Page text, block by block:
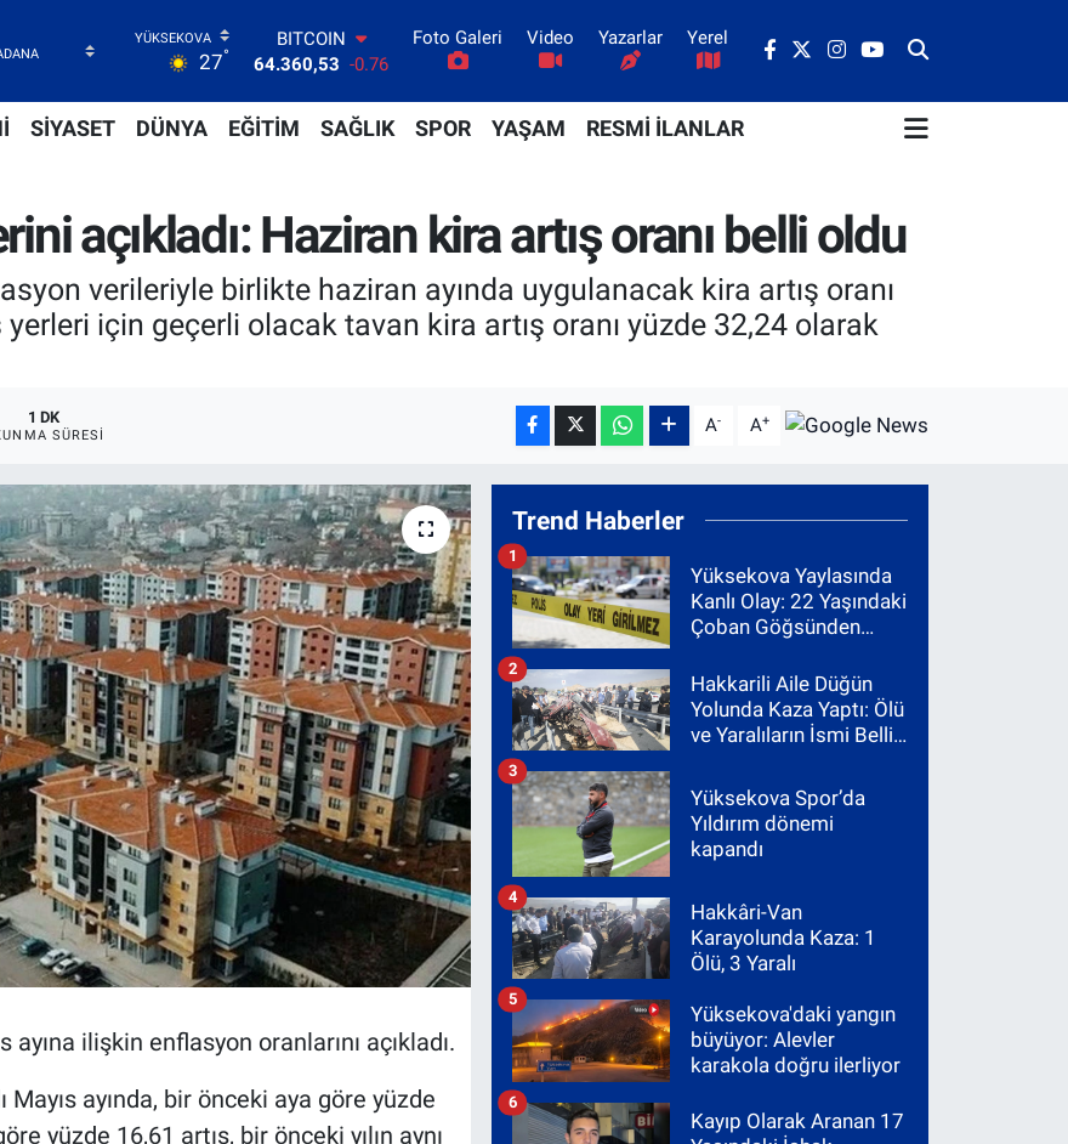
27°
DOLAR
47,7069
0.17
55,0265 0.01
6618.49 2.12
BİST100
13.887
Foto Galeri Video Yazarlar Yerel
SİYASET DÜNYA EĞİTİM SAĞLIK SPOR YAŞAM RESMİ İLANLAR
açıkladı: Haziran kira artış oranı belli oldu
verileriyle birlikte haziran ayında uygulanacak kira artış oranı
için geçerli olacak tavan kira artış oranı yüzde 32,24 olarak
1 DK
SÜRESI A- A+
ilişkin enflasyon oranlarını açıkladı.
ayında, bir önceki aya göre yüzde
yüzde 16,61 artış, bir önceki yılın aynı
Trend Haberler
Yüksekova Yaylasında
Kanlı Olay: 22 Yaşındaki
Çoban Göğsünden
1
Hakkarili Aile Düğün
Yolunda Kaza Yaptı: Ölü
ve Yaralıların İsmi Belli
2
Yüksekova Spor’da
Yıldırım dönemi
kapandı
3
Hakkâri-Van
Karayolunda Kaza: 1
Ölü, 3 Yaralı
4
Yüksekova'daki yangın
büyüyor: Alevler
karakola doğru ilerliyor
5
Kayıp Olarak Aranan 17
6